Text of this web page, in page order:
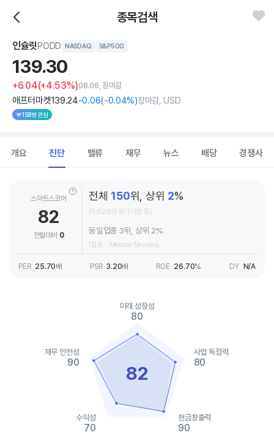
종목검색
인슐릿PODD NASDAQ S&P500
139.30
+6.04(+4.53%)08.06, 장마감
애프터마켓139.24-0.06(-0.04%)장마감, USD
158명 관심
개요 진단 밸류 재무 뉴스 배당 경쟁사
스마트스코어
82
전월대비 0
전체 150위, 상위 2%
(5,629개 평가기업 중)
동일업종 3위, 상위 2%
(업종 - Medical Devices)
PER 25.70배 PSR 3.20배 ROE 26.70% DY N/A
The chart has 1 Y axis displaying values. Data ranges from 65
82
미래 성장성
80
사업 독점력
80
현금창출력
90
수익성
70
재무 안전성
90